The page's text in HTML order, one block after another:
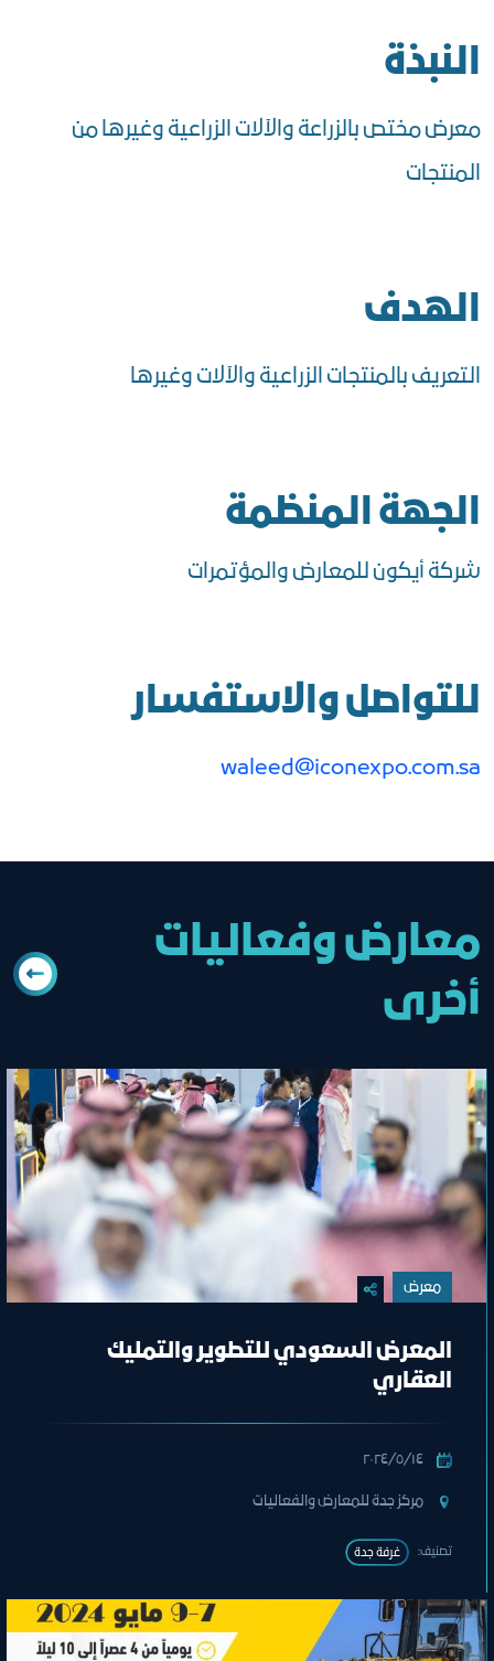
النبذة
معرض مختص بالزراعة والآلات الزراعية وغيرها من
المنتجات
الهدف
التعريف بالمنتجات الزراعية والآلات وغيرها
الجهة المنظمة
شركة أيكون للمعارض والمؤتمرات
للتواصل والاستفسار
waleed@iconexpo.com.sa
معارض وفعاليات
أخرى
معرض
المعرض السعودي للتطوير والتمليك
العقاري
١٤‏/٥‏/٢٠٢٤
مركز جدة للمعارض والفعاليات
تصنيف: غرفة جدة